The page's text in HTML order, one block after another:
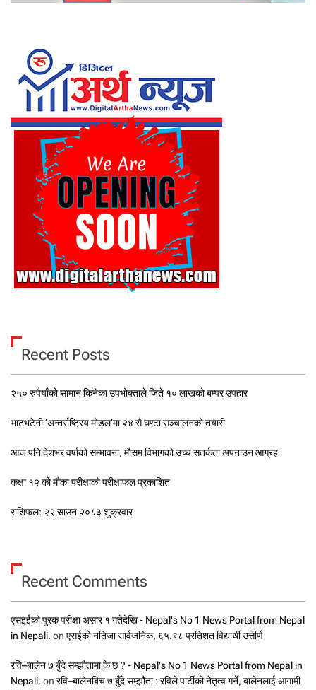
Recent Posts
२५० रुपैयाँको सामान किनेका उपभोक्ताले जिते १० लाखको बम्पर उपहार
भाटभटेनी ‘अन्तर्राष्ट्रिय मोडल’मा २४ सै घण्टा सञ्चालनको तयारी
आज पनि देशभर वर्षाको सम्भावना, मौसम विभागको उच्च सतर्कता अपनाउन आग्रह
कक्षा १२ को मौका परीक्षाको परीक्षाफल प्रकाशित
राशिफल: २२ साउन २०८३ शुक्रवार
Recent Comments
एसइईको पुरक परीक्षा असार १ गतेदेखि - Nepal's No 1 News Portal from Nepal
in Nepali. on एसईको नतिजा सार्वजनिक, ६५.९८ प्रतिशत विद्यार्थी उत्तीर्ण
रवि–बालेन ७ बुँदे सम्झौतामा के छ ? - Nepal's No 1 News Portal from Nepal in
Nepali. on रवि–बालेनबिच ७ बुँदे सम्झौता : रविले पार्टीको नेतृत्व गर्ने, बालेनलाई आगामी